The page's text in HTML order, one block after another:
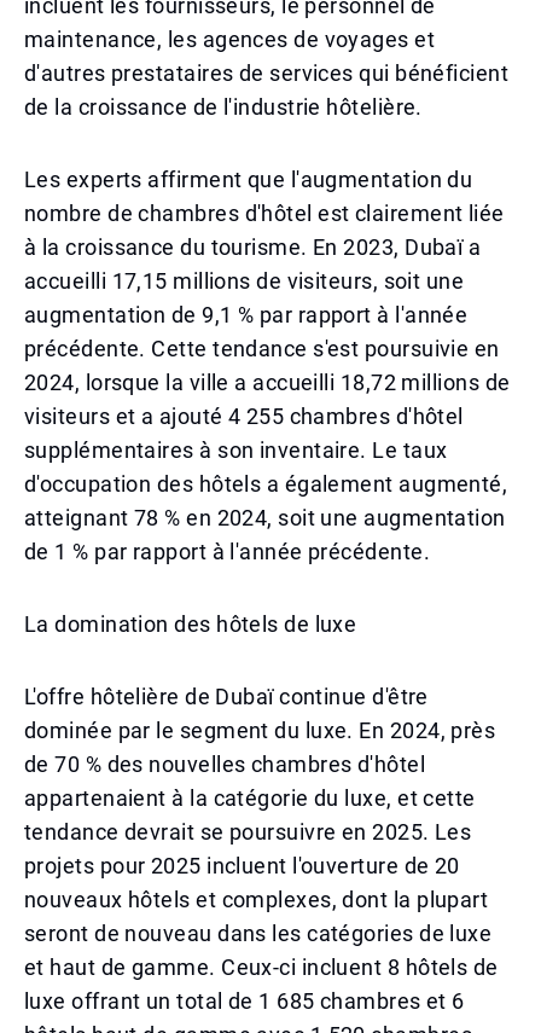
incluent les fournisseurs, le personnel de
maintenance, les agences de voyages et
d'autres prestataires de services qui bénéficient
de la croissance de l'industrie hôtelière.
Les experts affirment que l'augmentation du
nombre de chambres d'hôtel est clairement liée
à la croissance du tourisme. En 2023, Dubaï a
accueilli 17,15 millions de visiteurs, soit une
augmentation de 9,1 % par rapport à l'année
précédente. Cette tendance s'est poursuivie en
2024, lorsque la ville a accueilli 18,72 millions de
visiteurs et a ajouté 4 255 chambres d'hôtel
supplémentaires à son inventaire. Le taux
d'occupation des hôtels a également augmenté,
atteignant 78 % en 2024, soit une augmentation
de 1 % par rapport à l'année précédente.
La domination des hôtels de luxe
L'offre hôtelière de Dubaï continue d'être
dominée par le segment du luxe. En 2024, près
de 70 % des nouvelles chambres d'hôtel
appartenaient à la catégorie du luxe, et cette
tendance devrait se poursuivre en 2025. Les
projets pour 2025 incluent l'ouverture de 20
nouveaux hôtels et complexes, dont la plupart
seront de nouveau dans les catégories de luxe
et haut de gamme. Ceux-ci incluent 8 hôtels de
luxe offrant un total de 1 685 chambres et 6